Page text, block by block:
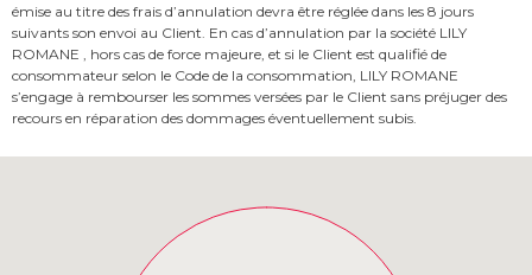
émise au titre des frais d’annulation devra être réglée dans les 8 jours
suivants son envoi au Client. En cas d’annulation par la société LILY
ROMANE , hors cas de force majeure, et si le Client est qualifié de
consommateur selon le Code de la consommation, LILY ROMANE
s’engage à rembourser les sommes versées par le Client sans préjuger des
recours en réparation des dommages éventuellement subis.